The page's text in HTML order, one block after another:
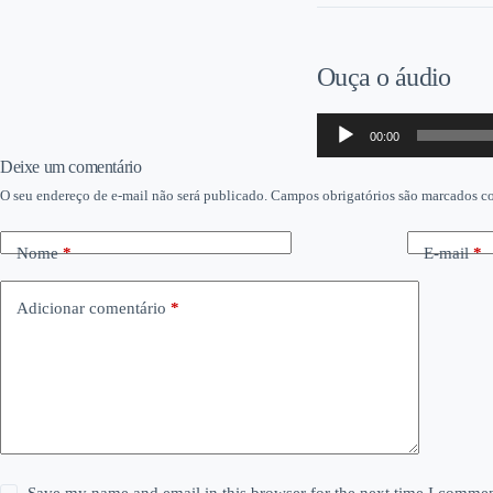
Ouça o áudio
Tocador
áudio
00:00
Deixe um comentário
O seu endereço de e-mail não será publicado. Campos obrigatórios são marcados
Nome* E-mail*
Adicionar comentário *